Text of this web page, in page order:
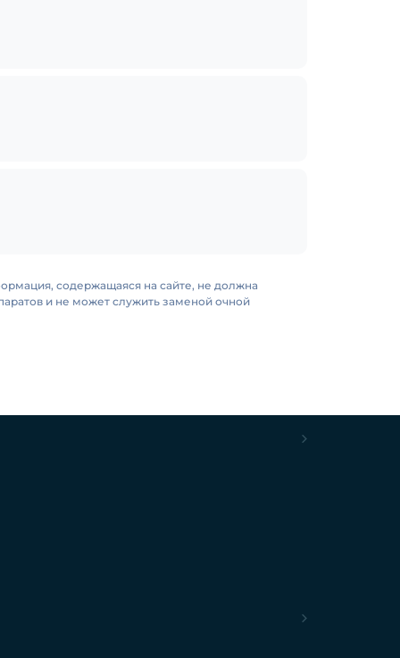
содержащаяся на сайте, не должна
и не может служить заменой очной